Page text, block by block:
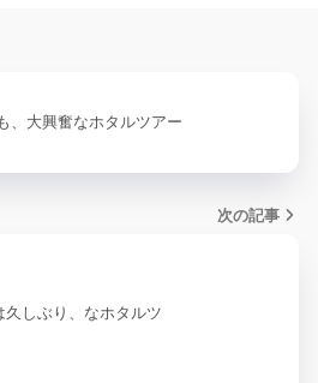
、大興奮なホタルツアー
次の記事
久しぶり、なホタルツ